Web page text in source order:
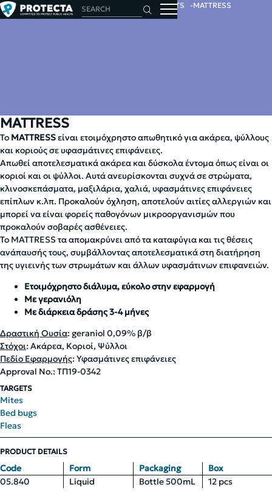
HOME INSECTS INSECT REPELLENTS MATTRESS
MATTRESS
Το MATTRESSείναι ετοιμόχρηστο απωθητικό για ακάρεα, ψύλλους
και κοριούς σε υφασμάτινες επιφάνειες.
Απωθεί αποτελεσματικά ακάρεα και δύσκολα έντομα όπως είναι οι
κοριοί και οι ψύλλοι. Αυτά ανευρίσκονται συχνά σε στρώματα,
κλινοσκεπάσματα, μαξιλάρια, χαλιά, υφασμάτινες επιφάνειες
επίπλων κ.λπ. Προκαλούν όχληση, αποτελούν αιτίες αλλεργιών και
μπορεί να είναι φορείς παθογόνων μικροοργανισμών που
προκαλούν σοβαρές ασθένειες.
Το MATTRESS τα απομακρύνει από τα καταφύγια και τις θέσεις
ανάπαυσής τους, συμβάλλοντας αποτελεσματικά στη διατήρηση
της υγιεινής των στρωμάτων και άλλων υφασμάτινων επιφανειών.
Ετοιμόχρηστο διάλυμα, εύκολο στην εφαρμογή
Με γερανιόλη
Με διάρκεια δράσης 3-4 μήνες
Δραστική Ουσία: geraniol 0,09% β/β
Στόχοι: Ακάρεα, Κοριοί, Ψύλλοι
Πεδίο Εφαρμογής: Υφασμάτινες επιφάνειες
Approval No.: ΤΠ19-0342
TARGETS
Mites
Bed bugs
Fleas
PRODUCT DETAILS
Code Form Packaging
Box
05.840
Liquid Bottle 500mL 12 pcs